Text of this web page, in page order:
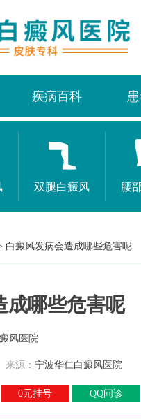
疾病百科
双腿白癜风 腰
白癜风发病会造成哪些危害呢
成哪些危害呢
来源： 宁波华仁白癜风医院
0元挂号 QQ问诊